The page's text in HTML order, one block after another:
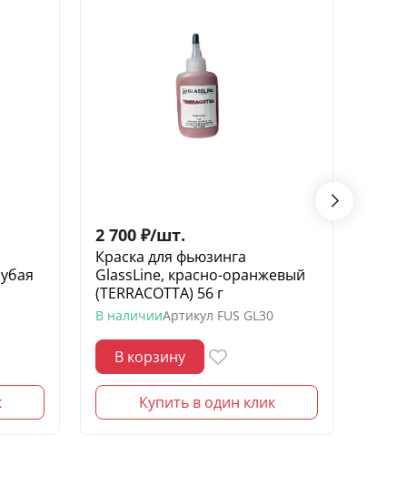
2 700 ₽/шт.
Краска для фьюзинга
GlassLine, красно-оранжевый
(TERRACOTTA) 56 г
В наличииАртикул FUS GL30
В корзину
Купить в один клик